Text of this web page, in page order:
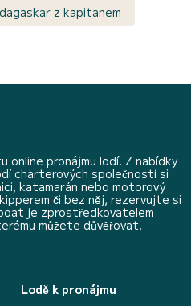
z kapitanem
online pronájmu lodí. Z nabídky
charterových společností si
katamarán nebo motorový
či bez něj, rezervujte si
je zprostředkovatelem
můžete důvěřovat.
Lodě k pronájmu